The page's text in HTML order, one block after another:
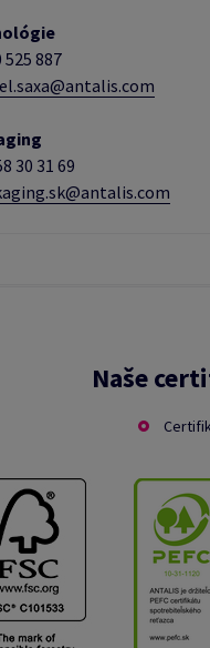
887
30 31 69
Naše